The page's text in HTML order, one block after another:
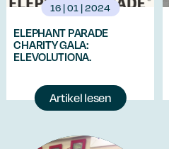
16 | 01 | 2024
ELEPHANT PARADE
CHARITY GALA:
ELEVOLUTIONA.
Artikel lesen